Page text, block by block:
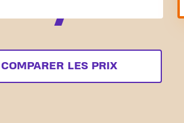
COMPARER LES PRIX